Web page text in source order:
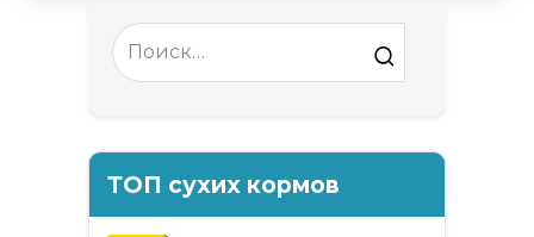
Search
for:
ТОП сухих кормов